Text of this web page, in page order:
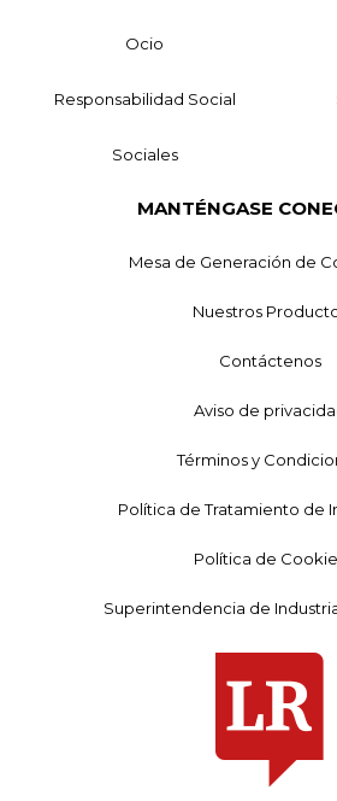
Ocio
Responsabilidad Social
Sociales
MANTÉNGASE
Mesa de Generación de
Nuestros
Contáctenos
Aviso de
Términos y
Política de Tratamiento de
Política de
Superintendencia de